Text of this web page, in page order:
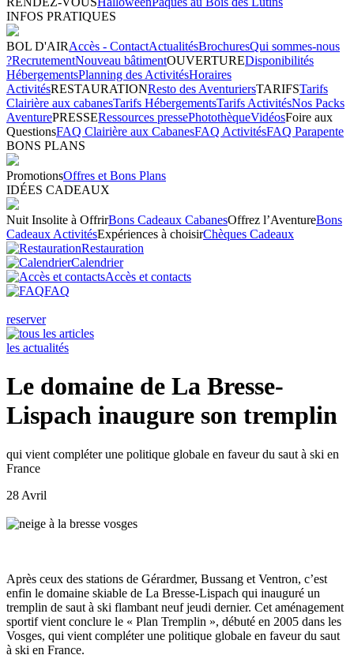
INFOS PRATIQUES
BOL D'AIRAccès - ContactActualitésBrochuresQui sommes-nous
?RecrutementNouveau bâtimentOUVERTUREDisponibilités
HébergementsPlanning des ActivitésHoraires
ActivitésRESTAURATIONResto des AventuriersTARIFSTarifs
Clairière aux cabanesTarifs HébergementsTarifs ActivitésNos Packs
AventurePRESSERessources pressePhotothèqueVidéosFoire aux
QuestionsFAQ Clairière aux CabanesFAQ ActivitésFAQ Parapente
BONS PLANS
PromotionsOffres et Bons Plans
IDÉES CADEAUX
Nuit Insolite à OffrirBons Cadeaux CabanesOffrez l’AventureBons
Cadeaux ActivitésExpériences à choisirChèques Cadeaux
Restauration
Calendrier
Accès et contacts
FAQ
reserver
les actualités
Le domaine de La Bresse-
Lispach inaugure son tremplin
qui vient compléter une politique globale en faveur du saut à ski en
France
28 Avril
Après ceux des stations de Gérardmer, Bussang et Ventron, c’est
enfin le domaine skiable de La Bresse-Lispach qui inauguré un
tremplin de saut à ski flambant neuf jeudi dernier. Cet aménagement
sportif vient conclure le « Plan Tremplin », débuté en 2005 dans les
Vosges, qui vient compléter une politique globale en faveur du saut
à ski en France.